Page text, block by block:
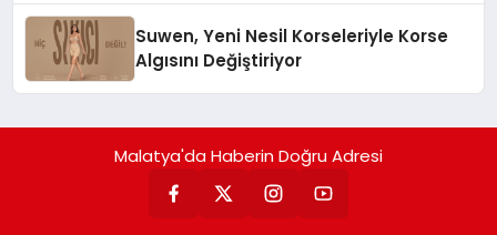
Suwen, Yeni Nesil Korseleriyle Korse
Algısını Değiştiriyor
Malatya'da Haberin Doğru Adresi